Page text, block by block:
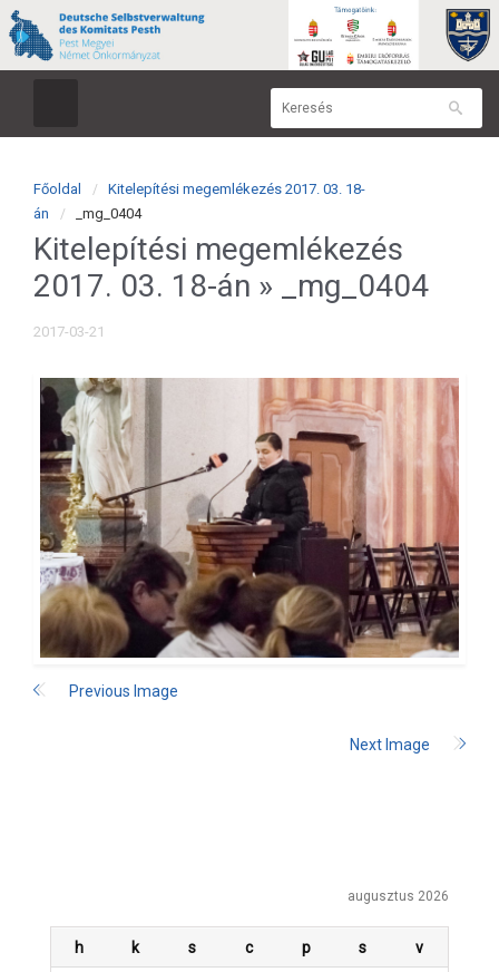
Főoldal
Kitelepítési megemlékezés 2017. 03. 18-
án
_mg_0404
Kitelepítési megemlékezés
2017. 03. 18-án » _mg_0404
2017-03-21
Previous Image
Next Image
augusztus 2026
h k s c p s v